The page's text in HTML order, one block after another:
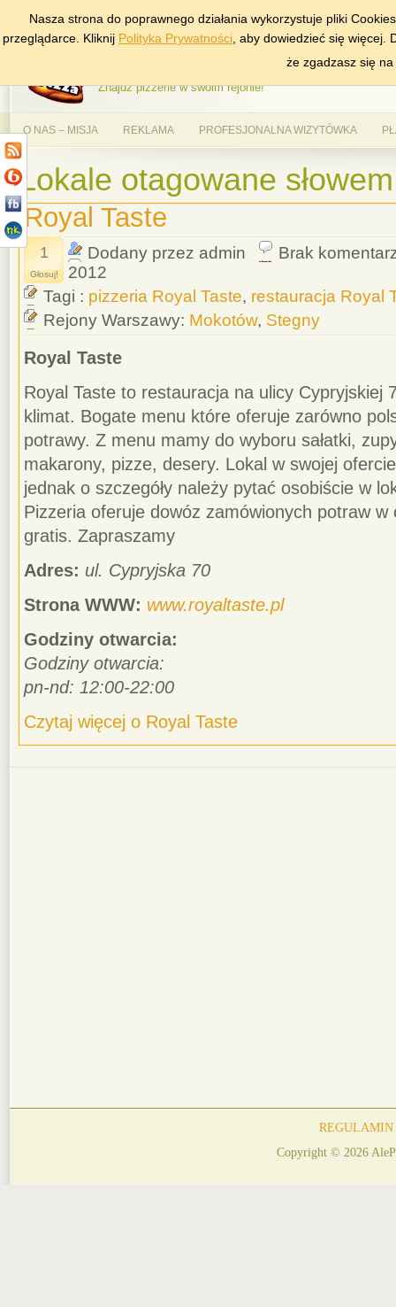
DODAJ NAS DO ULUBIONYCH ZNAJDŹ
AlePizza.com –
Znajdź pizzerie w swoim rejonie!
O NAS – MISJA REKLAMA PROFESJONALNA WIZYTÓWKA
Lokale otagowane
Royal Taste
1
Głosuj!
Dodany przez admin
Brak
2012
Tagi : pizzeria Royal Taste, restauracja Royal
Rejony Warszawy: Mokotów, Stegny
Royal Taste
Royal Taste to restauracja na ulicy Cypryjskiej
klimat. Bogate menu które oferuje zarówno
potrawy. Z menu mamy do wyboru sałatki,
makarony, pizze, desery. Lokal w swojej
jednak o szczegóły należy pytać osobiście w
Pizzeria oferuje dowóz zamówionych potraw
gratis. Zapraszamy
Adres: ul. Cypryjska 70
Strona WWW: www.royaltaste.pl
Godziny otwarcia:
Godziny otwarcia:
pn-nd: 12:00-22:00
Czytaj więcej o Royal Taste
REGULAMIN
Copyright © 2026
Nasza strona do poprawnego działania wykorzystuje pliki
przeglądarce. Kliknij Polityka Prywatności , aby dowiedzieć się
że zgadzasz się